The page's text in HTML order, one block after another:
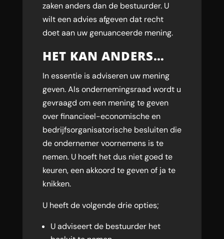
zaken anders dan de bestuurder. U
wilt een advies afgeven dat recht
doet aan uw genuanceerde mening.
HET KAN ANDERS…
In essentie is adviseren uw mening
geven. Als ondernemingsraad wordt u
gevraagd om een mening te geven
over financieel-economische en
bedrijfsorganisatorische besluiten die
de ondernemer voornemens is te
nemen. U hoeft het dus niet goed te
keuren, een akkoord te geven of ja te
knikken.
U heeft de volgende drie opties;
U adviseert de bestuurder het